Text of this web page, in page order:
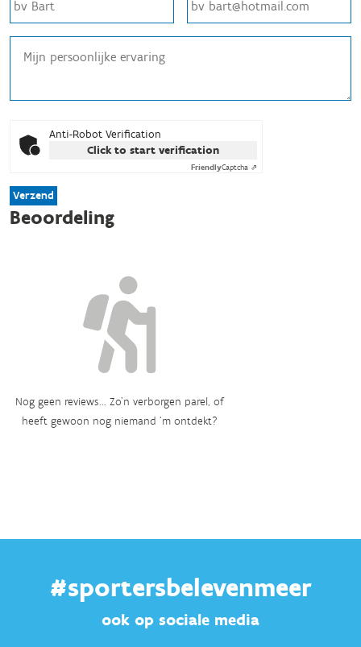
Anti-Robot Verification
Click to start verification
FriendlyCaptcha ⇗
Verzend
Beoordeling
Nog geen reviews... Zo’n verborgen parel, of
heeft gewoon nog niemand ‘m ontdekt?
#sportersbelevenmeer
ook op sociale media